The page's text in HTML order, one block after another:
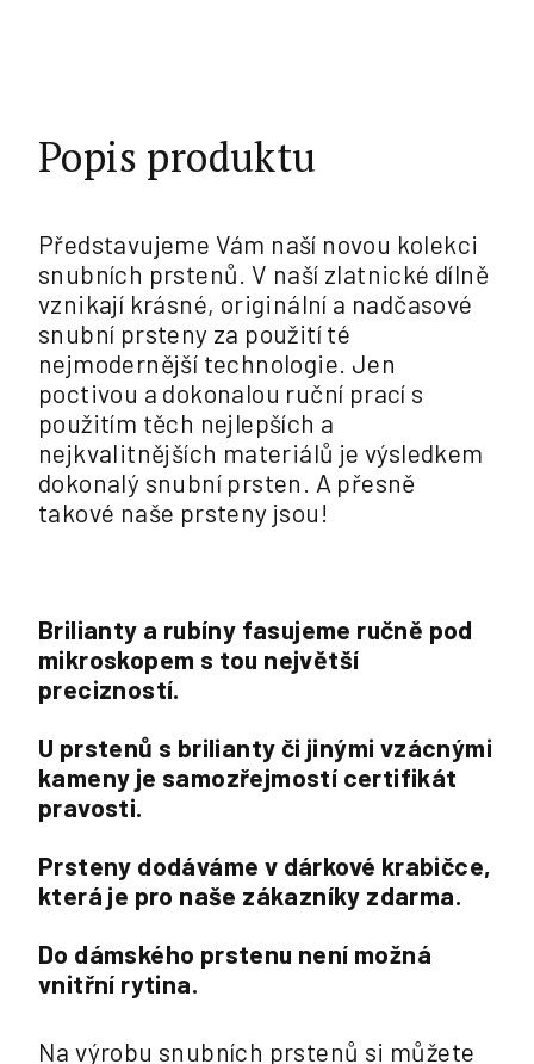
Popis produktu
Představujeme Vám naší novou kolekci
snubních prstenů. V naší zlatnické dílně
vznikají krásné, originální a nadčasové
snubní prsteny za použití té
nejmodernější technologie. Jen
poctivou a dokonalou ruční prací s
použitím těch nejlepších a
nejkvalitnějších materiálů je výsledkem
dokonalý snubní prsten. A přesně
takové naše prsteny jsou!
Brilianty a rubíny fasujeme ručně pod
mikroskopem s tou největší
precizností.
U prstenů s brilianty či jinými vzácnými
kameny je samozřejmostí certifikát
pravosti.
Prsteny dodáváme v dárkové krabičce,
která je pro naše zákazníky zdarma.
Do dámského prstenu není možná
vnitřní rytina.
Na výrobu snubních prstenů si můžete